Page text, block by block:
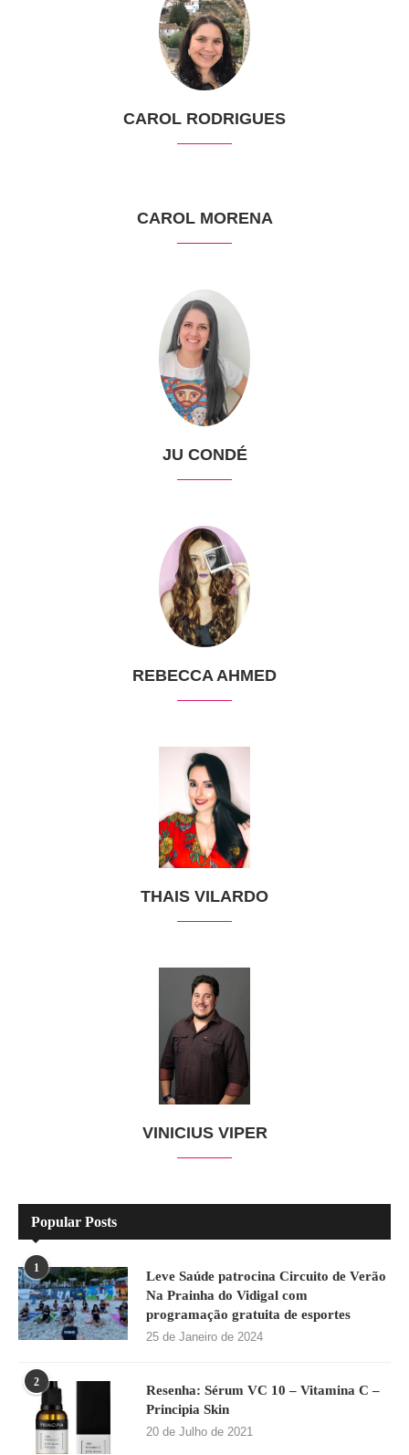
CAROL RODRIGUES
CAROL MORENA
JU CONDÉ
REBECCA AHMED
THAIS VILARDO
VINICIUS VIPER
Popular Posts
1
Leve Saúde patrocina Circuito de Verão
Na Prainha do Vidigal com
programação gratuita de esportes
25 de Janeiro de 2024
2
Resenha: Sérum VC 10 – Vitamina C –
Principia Skin
20 de Julho de 2021